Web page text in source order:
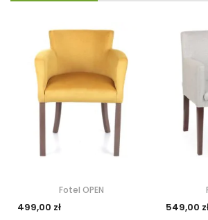
Fotel OPEN
499,00 zł 549,00